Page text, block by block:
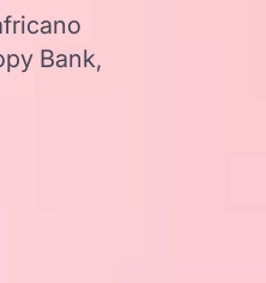
Bank,